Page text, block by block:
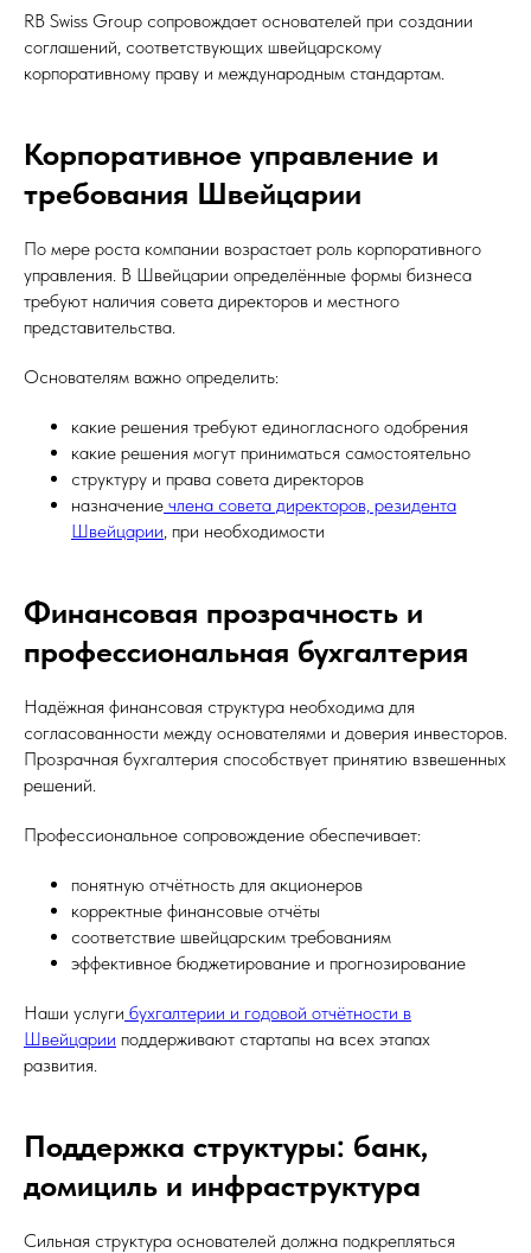
RB Swiss Group сопровождает основателей при создании
соглашений, соответствующих швейцарскому
корпоративному праву и международным стандартам.
Корпоративное управление и
требования Швейцарии
По мере роста компании возрастает роль корпоративного
управления. В Швейцарии определённые формы бизнеса
требуют наличия совета директоров и местного
представительства.
Основателям важно определить:
какие решения требуют единогласного одобрения
какие решения могут приниматься самостоятельно
структуру и права совета директоров
назначение члена совета директоров, резидента
Швейцарии, при необходимости
Финансовая прозрачность и
профессиональная бухгалтерия
Надёжная финансовая структура необходима для
согласованности между основателями и доверия инвесторов.
Прозрачная бухгалтерия способствует принятию взвешенных
решений.
Профессиональное сопровождение обеспечивает:
понятную отчётность для акционеров
корректные финансовые отчёты
соответствие швейцарским требованиям
эффективное бюджетирование и прогнозирование
Наши услуги бухгалтерии и годовой отчётности в
Швейцарии поддерживают стартапы на всех этапах
развития.
Поддержка структуры: банк,
домициль и инфраструктура
Сильная структура основателей должна подкрепляться